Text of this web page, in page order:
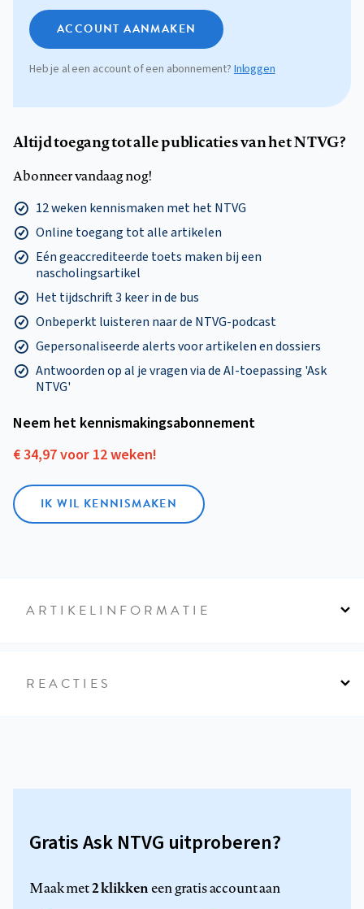
ACCOUNT AANMAKEN
Heb je al een account of een abonnement? Inloggen
Altijd toegang tot alle publicaties van het NTVG?
Abonneer vandaag nog!
12 weken kennismaken met het NTVG
Online toegang tot alle artikelen
Eén geaccrediteerde toets maken bij een
nascholingsartikel
Het tijdschrift 3 keer in de bus
Onbeperkt luisteren naar de NTVG-podcast
Gepersonaliseerde alerts voor artikelen en dossiers
Antwoorden op al je vragen via de AI-toepassing 'Ask
NTVG'
Neem het kennismakings­abonnement
€ 34,97 voor 12 weken!
IK WIL KENNISMAKEN
ARTIKELINFORMATIE
REACTIES
Gratis Ask NTVG uitproberen?
Maak met2 klikkeneen gratis account aan